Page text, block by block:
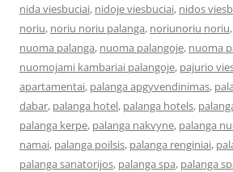
nida viesbuciai, nidoje viesbuciai, nidos
noriu, noriu noriu palanga, noriunoriu noriu,
nuoma palanga, nuoma palangoje, nuoma
nuomojami kambariai palangoje, pajurio
apartamentai, palanga apgyvendinimas,
dabar, palanga hotel, palanga hotels,
palanga kerpe, palanga nakvyne, palanga
namai, palanga poilsis, palanga renginiai,
palanga sanatorijos, palanga spa, palanga